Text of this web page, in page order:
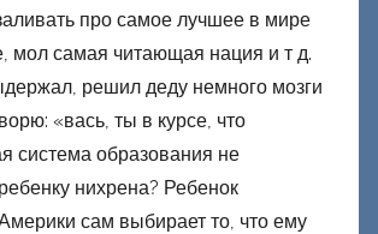
про самое лучшее в мире
мол самая читающая нация и т д.
решил деду немного мозги
«вась, ты в курсе, что
система образования не
нихрена? Ребенок
сам выбирает то, что ему